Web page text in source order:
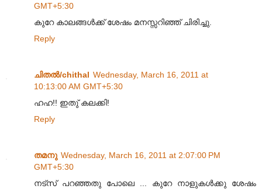
GMT+5:30
കുറേ കാലങ്ങള്‍ക്ക് ശേഷം മനസ്സറിഞ്ഞ് ചിരിച്ചു.
Reply
ചിതല്‍/chithal Wednesday, March 16, 2011 at
10:13:00 AM GMT+5:30
ഹഹ!! ഇതു് കലക്കി!
Reply
തമനു Wednesday, March 16, 2011 at 2:07:00 PM
GMT+5:30
നട്സ് പറഞ്ഞതു പോലെ ... കുറേ നാളുകൾക്കു ശേഷം